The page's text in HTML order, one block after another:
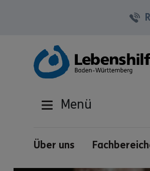
Menü
Über uns